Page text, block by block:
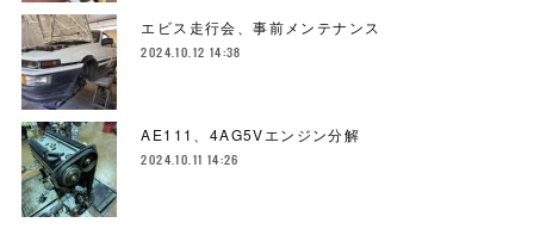
エビス走行会、事前メンテナンス
2024.10.12 14:38
AE111、4AG5Vエンジン分解
2024.10.11 14:26